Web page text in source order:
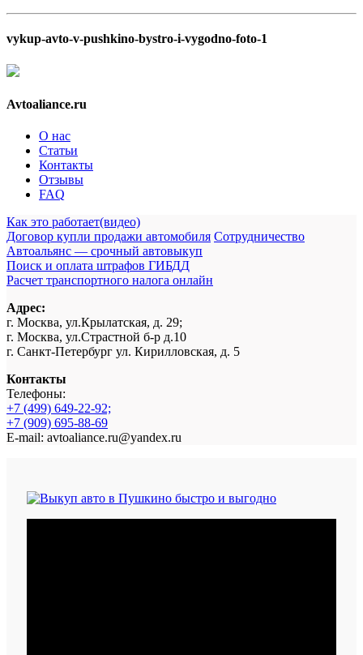
vykup-avto-v-pushkino-bystro-i-vygodno-foto-1
Avtoaliance.ru
О нас
Статьи
Контакты
Отзывы
FAQ
Как это работает(видео)
Договор купли продажи автомобиля Сотрудничество
Автоальянс — срочный автовыкуп
Поиск и оплата штрафов ГИБДД
Расчет транспортного налога онлайн
Адрес:
г. Москва, ул.Крылатская, д. 29;
г. Москва, ул.Страстной б-р д.10
г. Санкт-Петербург ул. Кирилловская, д. 5
Контакты
Телефоны:
+7 (499) 649-22-92;
+7 (909) 695-88-69
E-mail: avtoaliance.ru@yandex.ru